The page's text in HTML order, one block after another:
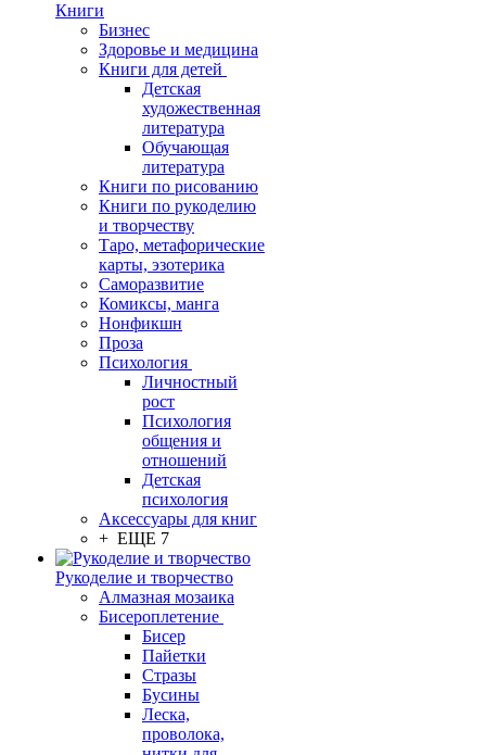
Книги
Бизнес
Здоровье и медицина
Книги для детей
Детская
художественная
литература
Обучающая
литература
Книги по рисованию
Книги по рукоделию
и творчеству
Таро, метафорические
карты, эзотерика
Саморазвитие
Комиксы, манга
Нонфикшн
Проза
Психология
Личностный
рост
Психология
общения и
отношений
Детская
психология
Аксессуары для книг
+ ЕЩЕ 7
Рукоделие и творчество
Алмазная мозаика
Бисероплетение
Бисер
Пайетки
Стразы
Бусины
Леска,
проволока,